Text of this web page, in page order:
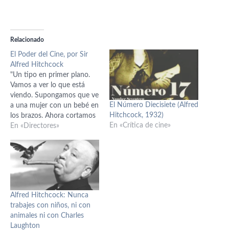
Relacionado
El Poder del Cine, por Sir
Alfred Hitchcock
"Un tipo en primer plano.
Vamos a ver lo que está
viendo. Supongamos que ve
a una mujer con un bebé en
los brazos. Ahora cortamos
y recogemos su reacción
¿Cómo es el personaje? Es
un hombre agradable,
simpático… Ahora vamos a
colocar un…
En «Directores»
El Número Diecisiete (Alfred
Hitchcock, 1932)
En «Crítica de cine»
Alfred Hitchcock: Nunca
trabajes con niños, ni con
animales ni con Charles
Laughton